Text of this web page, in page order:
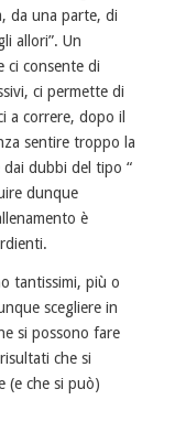
da una parte, di
allori”. Un
ci consente di
ci permette di
a correre, dopo il
sentire troppo la
dubbi del tipo “
dunque
è
tantissimi, più o
scegliere in
si possono fare
che si
(e che si può)